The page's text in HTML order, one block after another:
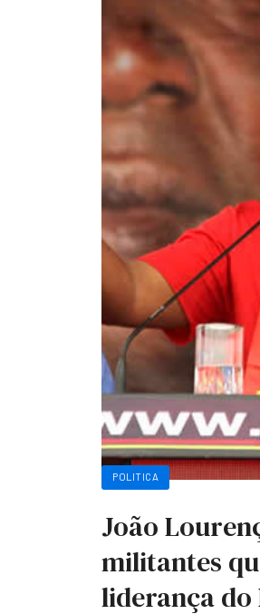
POLITICA
João
militantes
liderança do